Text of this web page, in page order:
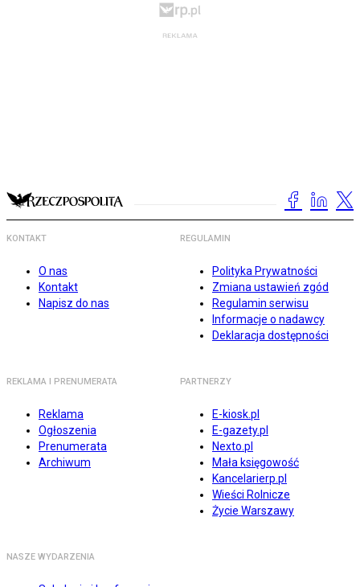
KONTAKT
O nas
Kontakt
Napisz do nas
REGULAMIN
Polityka Prywatności
Zmiana ustawień zgód
Regulamin serwisu
Informacje o nadawcy
Deklaracja dostępności
REKLAMA I PRENUMERATA
Reklama
Ogłoszenia
Prenumerata
Archiwum
PARTNERZY
E-kiosk.pl
E-gazety.pl
Nexto.pl
Mała księgowość
Kancelarierp.pl
Wieści Rolnicze
Życie Warszawy
NASZE WYDARZENIA